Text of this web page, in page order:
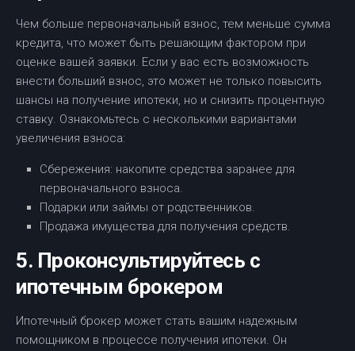
Чем больше первоначальный взнос, тем меньше сумма
кредита, что может быть решающим фактором при
оценке вашей заявки. Если у вас есть возможность
внести больший взнос, это может не только повысить
шансы на получение ипотеки, но и снизить процентную
ставку. Ознакомьтесь с несколькими вариантами
увеличения взноса:
Сбережения: накопите средства заранее для
первоначального взноса.
Подарки или займы от родственников.
Продажа имущества для получения средств.
5. Проконсультируйтесь с
ипотечным брокером
Ипотечный брокер может стать вашим надежным
помощником в процессе получения ипотеки. Он